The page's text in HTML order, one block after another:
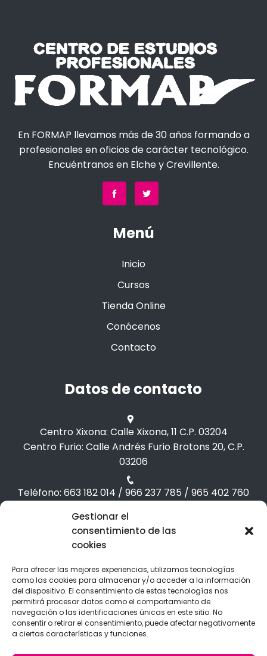
Gestionar el
consentimiento de las
cookies
Para ofrecer las mejores experiencias, utilizamos tecnologías
como las cookies para almacenar y/o acceder a la información
del dispositivo. El consentimiento de estas tecnologías nos
permitirá procesar datos como el comportamiento de
navegación o las identificaciones únicas en este sitio. No
consentir o retirar el consentimiento, puede afectar negativamente
a ciertas características y funciones.
En FORMAP llevamos más de 30 años formando a
profesionales en oficios de carácter tecnológico.
Encuéntranos en Elche y Crevillente.
Menú
Inicio
Cursos
Tienda Online
Conócenos
Contacto
Datos de contacto
Centro Xixona: Calle Xixona, 11 C.P. 03204
Centro Furio: Calle Andrés Furio Brotons 20, C.P.
03206
Teléfono: 663 182 014 / 966 237 785 / 965 402 760
Correo: info@formap.es /admin@formap.es